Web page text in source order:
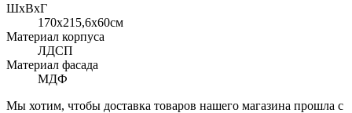
ШхВхГ
170x215,6х60см
Материал корпуса
ЛДСП
Материал фасада
МДФ
Мы хотим, чтобы доставка товаров нашего магазина прошла с